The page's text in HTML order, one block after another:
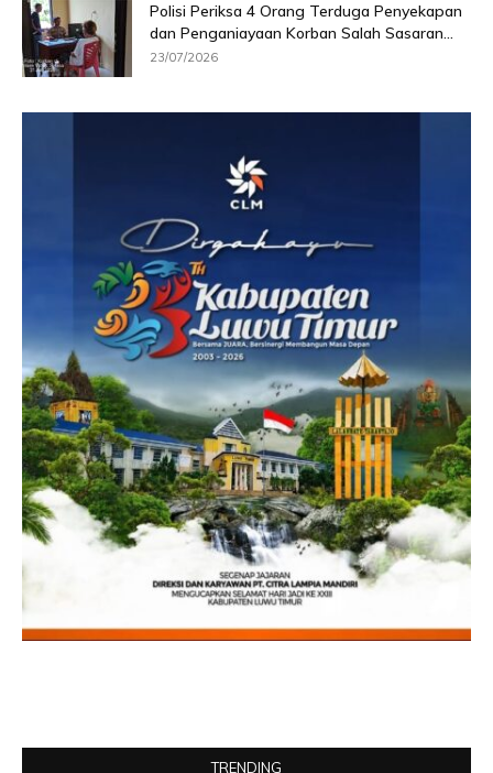
Polisi Periksa 4 Orang Terduga Penyekapan
dan Penganiayaan Korban Salah Sasaran...
23/07/2026
TRENDING